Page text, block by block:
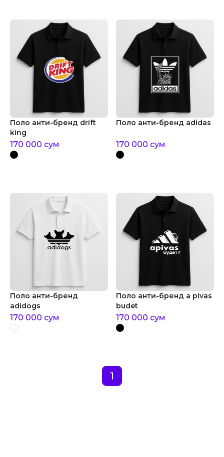
Поло анти-бренд drift
king
170 000 сум
Поло анти-бренд adidas
170 000 сум
Поло анти-бренд
adidogs
170 000 сум
Поло анти-бренд a pivas
budet
170 000 сум
1